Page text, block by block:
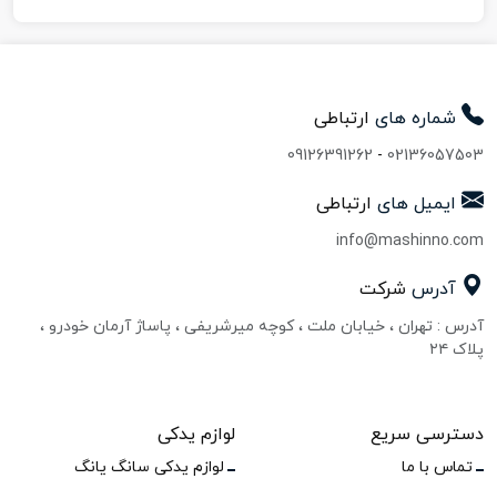
شماره های ارتباطی
02136057503
-
09126391262
ایمیل های ارتباطی
info@mashinno.com
آدرس شرکت
آدرس : تهران ، خیابان ملت ، کوچه میرشریفی ، پاساژ آرمان خودرو ،
پلاک ۲۴
دسترسی سریع
تماس با ما
لوازم یدکی
لوازم یدکی سانگ یانگ